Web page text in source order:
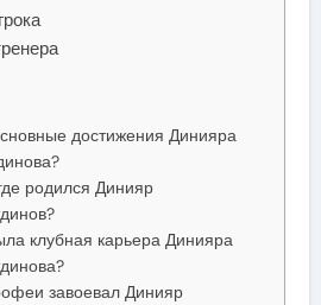
достижения Динияра
родился Динияр
клубная карьера Динияра
завоевал Динияр